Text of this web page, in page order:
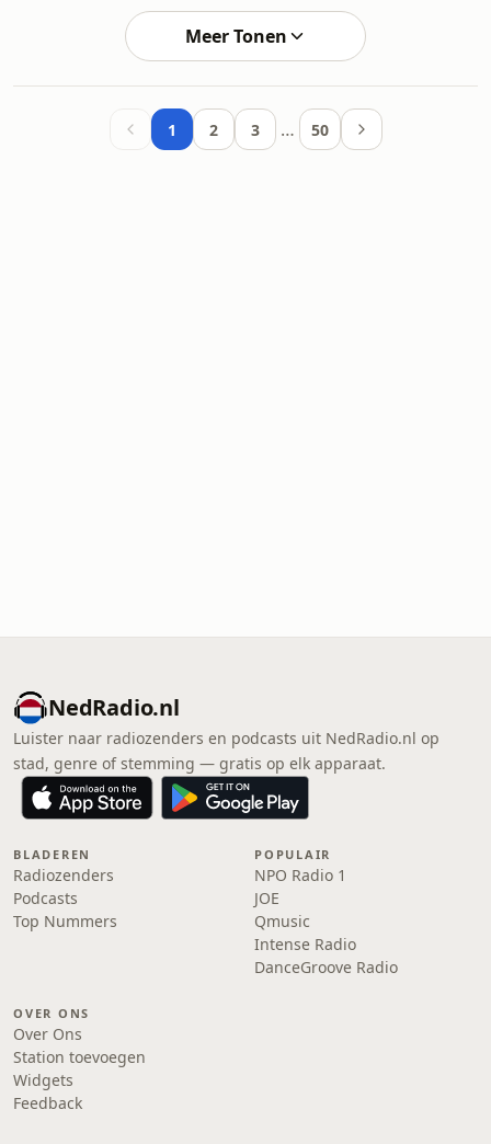
Meer Tonen
1 2 3 … 50
NedRadio.nl
Luister naar radiozenders en podcasts uit NedRadio.nl op
stad, genre of stemming — gratis op elk apparaat.
BLADEREN
Radiozenders
Podcasts
Top Nummers
POPULAIR
NPO Radio 1
JOE
Qmusic
Intense Radio
DanceGroove Radio
OVER ONS
Over Ons
Station toevoegen
Widgets
Feedback